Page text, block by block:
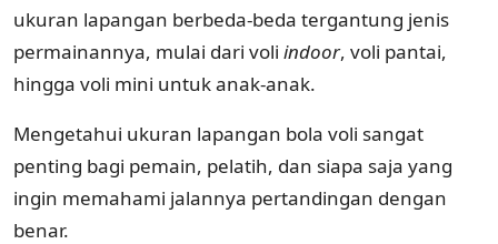
ukuran lapangan berbeda-beda tergantung jenis
permainannya, mulai dari voli indoor, voli pantai,
hingga voli mini untuk anak-anak.
Mengetahui ukuran lapangan bola voli sangat
penting bagi pemain, pelatih, dan siapa saja yang
ingin memahami jalannya pertandingan dengan
benar.